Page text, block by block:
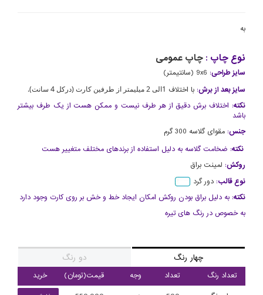
به
نوع چاپ : چاپ عمومی
سایز طراحی: 9x6 (سانتیمتر)
سایز بعد از برش: با اختلاف 1الی 2 میلیمتر از طرفین کارت (درکل 4 سانت).
نکته: اختلاف برش دقیق از هر طرف نیست و ممکن هست از یک طرف بیشتر
باشد
جنس: مقوای گلاسه 300 گرم
نکته: ضخامت گلاسه به دلیل استفاده از برندهای مختلف متغییر هست
روکش: لمینت براق
نوع قالب: دور گرد
نکته: به دلیل براق بودن روکش امکان ایجاد خط و خش بر روی کارت وجود دارد
به خصوص در رنگ های تیره
چهار رنگ دو رنگ
تعداد رنگ تعداد وجه قیمت(تومان) خرید